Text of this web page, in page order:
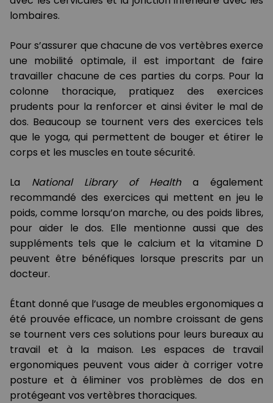
lombaires.
Pour s’assurer que chacune de vos vertèbres exerce
une mobilité optimale, il est important de faire
travailler chacune de ces parties du corps. Pour la
colonne thoracique, pratiquez des exercices
prudents pour la renforcer et ainsi éviter le mal de
dos. Beaucoup se tournent vers des exercices tels
que le yoga, qui permettent de bouger et étirer le
corps et les muscles en toute sécurité.
La National Library of Healtha également
recommandé des exercices qui mettent en jeu le
poids, comme lorsqu’on marche, ou des poids libres,
pour aider le dos. Elle mentionne aussi que des
suppléments tels que le calcium et la vitamine D
peuvent être bénéfiques lorsque prescrits par un
docteur.
Étant donné que l’usage de meubles ergonomiques a
été prouvée efficace, un nombre croissant de gens
se tournent vers ces solutions pour leurs bureaux au
travail et à la maison. Les espaces de travail
ergonomiques peuvent vous aider à corriger votre
posture et à éliminer vos problèmes de dos en
protégeant vos vertèbres thoraciques.